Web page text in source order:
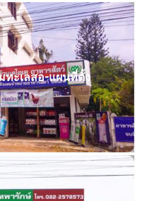
ทะเลสอ-แผนที่ตั้ง